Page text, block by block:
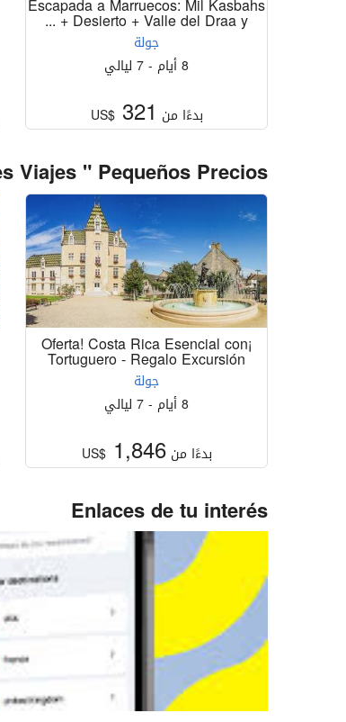
Escapada a Marruecos: Mil Kasbahs
+ Desierto + Valle del Draa y ...
جولة
8 أيام - 7 ليالي
بدءًا من US$321
Viajes " Pequeños Precios "
¡Oferta! Costa Rica Esencial con
Tortuguero - Regalo Excursión
جولة
8 أيام - 7 ليالي
بدءًا من US$1,846
Enlaces de tu interés